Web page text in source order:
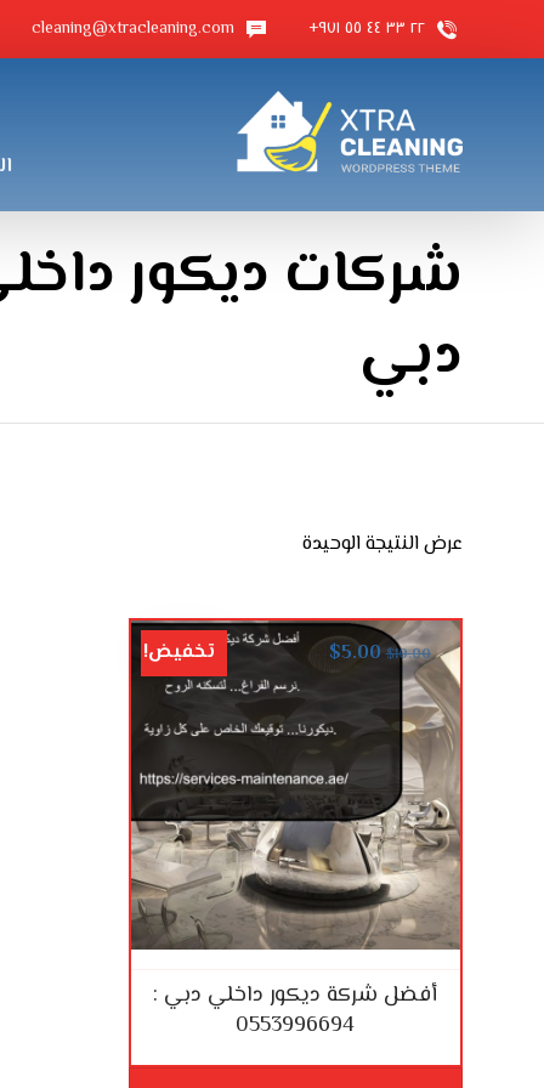
٢٢ ٣٣ ٤٤ ٥٥ ٩٧١+ cleaning@xtracleaning.com
شركات ديكور
دبي
عرض النتيجة الوحيدة
أفضل شركة ديكور داخلي دبي :
0553996694
$10.00
$5.00 تخفيض!